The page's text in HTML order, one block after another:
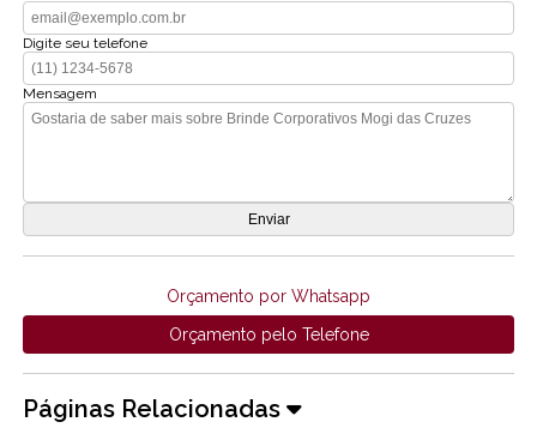
Digite seu telefone
Mensagem
Orçamento por Whatsapp
Orçamento pelo Telefone
Páginas Relacionadas